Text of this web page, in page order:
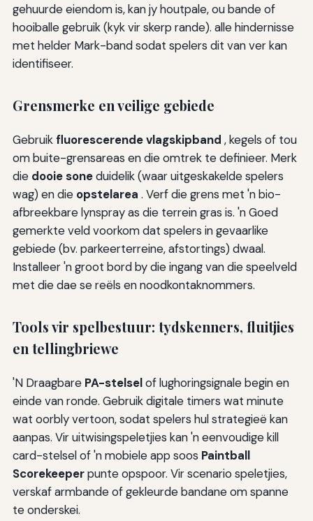
gehuurde eiendom is, kan jy houtpale, ou bande of
hooiballe gebruik (kyk vir skerp rande). alle hindernisse
met helder Mark-band sodat spelers dit van ver kan
identifiseer.
Grensmerke en veilige gebiede
Gebruikfluorescerende vlagskipband , kegels of tou
om buite-grensareas en die omtrek te definieer. Merk
die dooie soneduidelik (waar uitgeskakelde spelers
wag) en die opstelarea . Verf die grens met 'n bio-
afbreekbare lynspray as die terrein gras is. 'n Goed
gemerkte veld voorkom dat spelers in gevaarlike
gebiede (bv. parkeerterreine, afstortings) dwaal.
Installeer 'n groot bord by die ingang van die speelveld
met die dae se reëls en noodkontaknommers.
Tools vir spelbestuur: tydskenners, fluitjies
en tellingbriewe
'N Draagbare PA-stelselof lughoringsignale begin en
einde van ronde. Gebruik digitale timers wat minute
wat oorbly vertoon, sodat spelers hul strategieë kan
aanpas. Vir uitwisingspeletjies kan 'n eenvoudige kill
card-stelsel of 'n mobiele app soos Paintball
Scorekeeperpunte opspoor. Vir scenario speletjies,
verskaf armbande of gekleurde bandane om spanne
te onderskei.